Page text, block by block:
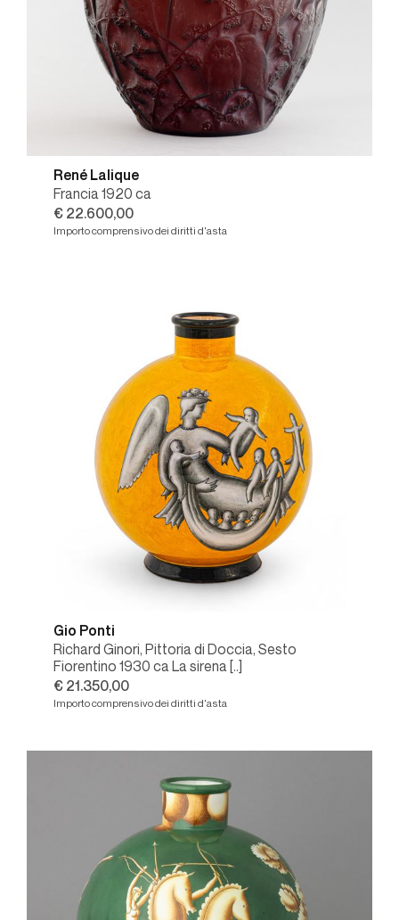
René Lalique
Francia 1920 ca
€ 22.600,00
Importo comprensivo dei diritti d'asta
Gio Ponti
Richard Ginori, Pittoria di Doccia, Sesto
Fiorentino 1930 ca La sirena [..]
€ 21.350,00
Importo comprensivo dei diritti d'asta